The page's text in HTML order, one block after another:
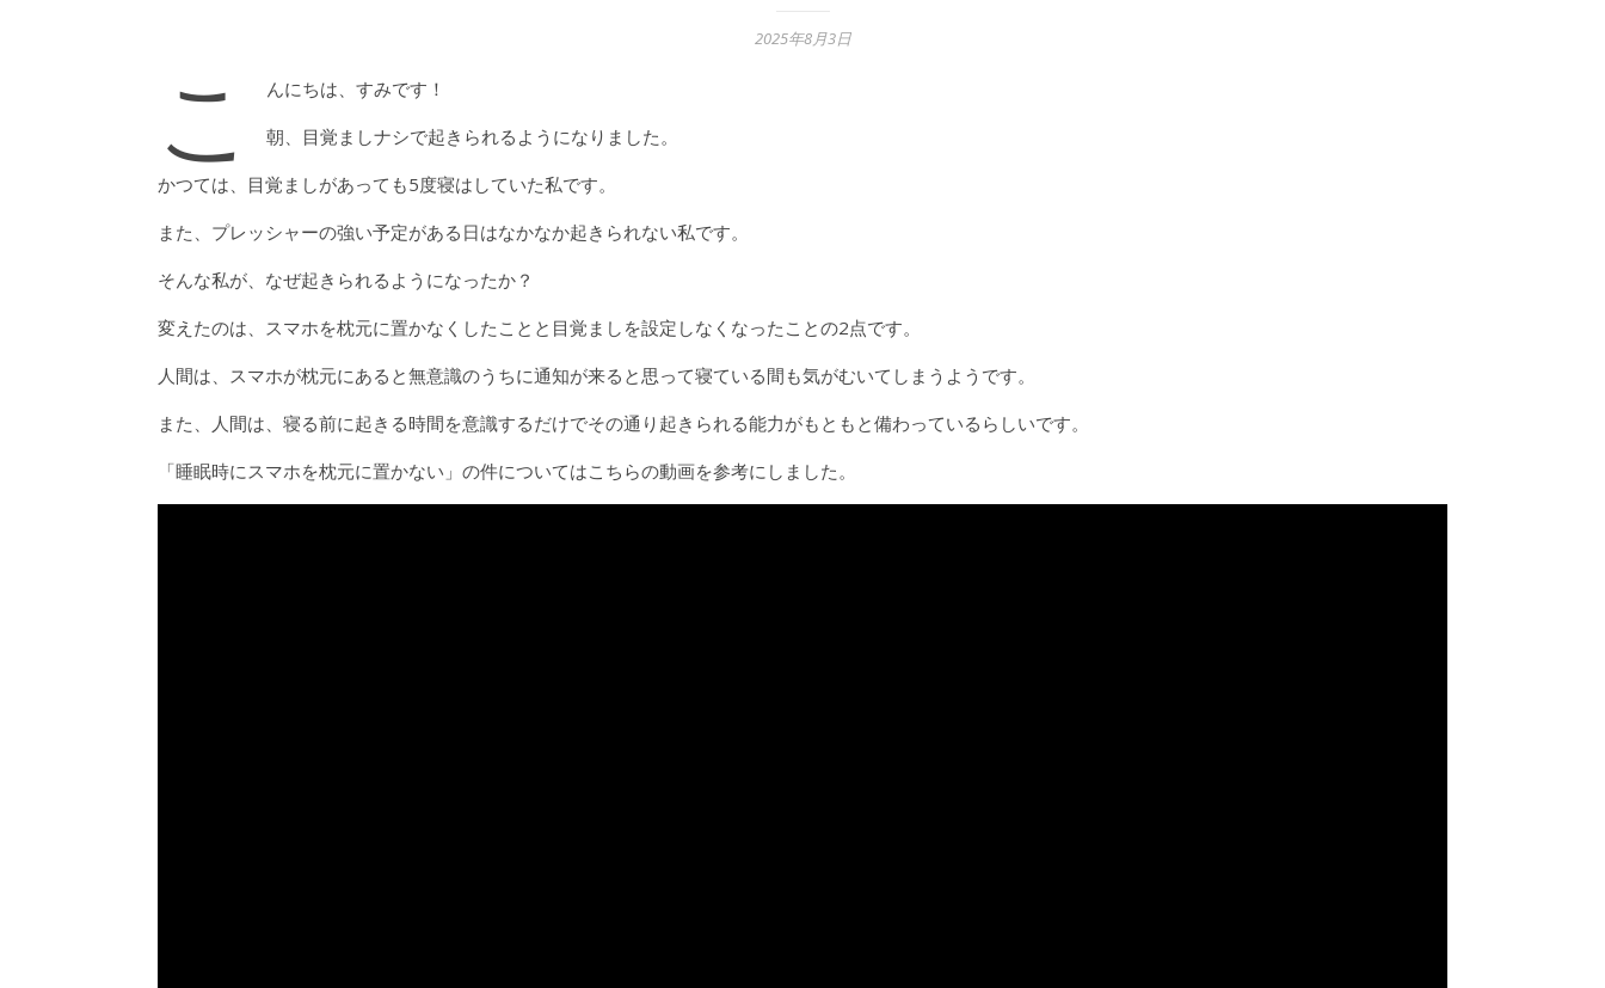
2025年8月3日
こ
んにちは、すみです！
朝、目覚ましナシで起きられるようになりました。
かつては、目覚ましがあっても5度寝はしていた私です。
また、プレッシャーの強い予定がある日はなかなか起きられない私です。
そんな私が、なぜ起きられるようになったか？
変えたのは、スマホを枕元に置かなくしたことと目覚ましを設定しなくなったことの2点です。
人間は、スマホが枕元にあると無意識のうちに通知が来ると思って寝ている間も気がむいてしまうようです。
また、人間は、寝る前に起きる時間を意識するだけでその通り起きられる能力がもともと備わっているらしいです。
「睡眠時にスマホを枕元に置かない」の件についてはこちらの動画を参考にしました。